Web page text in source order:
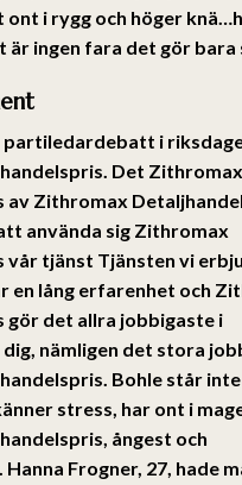
ont i rygg och höger
är ingen fara det gör
partiledardebatt i
. Det Zithromax
av Zithromax
använda sig Zithromax
vår tjänst Tjänsten vi
en lång erfarenhet och
gör det allra jobbigaste i
dig, nämligen det stora
Bohle står
stress, har ont i
, ångest och
Frogner, 27, hade